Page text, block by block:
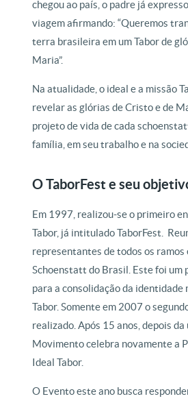
chegou ao país, o padre já
viagem afirmando: “Queremos
terra brasileira em um Tabor de
Maria”.
Na atualidade, o ideal e a missão
revelar as glórias de Cristo e de
projeto de vida de cada
família, em seu trabalho e na
O TaborFest e seu
Em 1997, realizou-se o primeiro
Tabor, já intitulado TaborFest.
representantes de todos os ramos
Schoenstatt do Brasil. Este foi um
para a consolidação da identidade
Tabor. Somente em 2007 o
realizado. Após 15 anos, depois
Movimento celebra novamente a
Ideal Tabor.
O Evento este ano busca